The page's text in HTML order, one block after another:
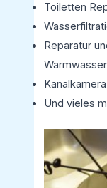
Toiletten
Reparatur
Und vieles